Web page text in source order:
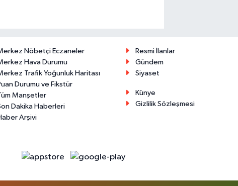
Nöbetçi Eczaneler
Hava Durumu
Trafik Yoğunluk Haritası
Durumu ve Fikstür
Manşetler
Dakika Haberleri
Arşivi
Resmi İlanlar
Gündem
Siyaset
Künye
Gizlilik Sözleşmesi